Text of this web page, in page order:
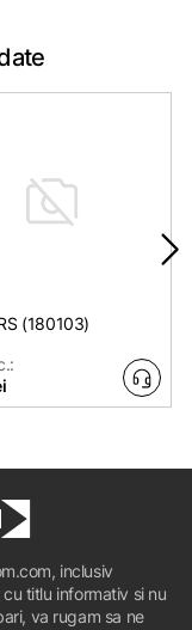
(180103)
inclusiv
titlu informativ si nu
va rugam sa ne